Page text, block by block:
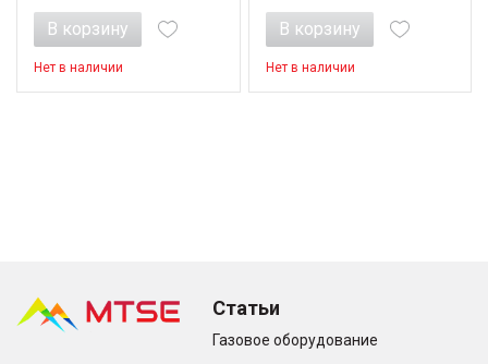
В корзину
Нет в наличии
В корзину
Нет в наличии
Статьи
Газовое оборудование